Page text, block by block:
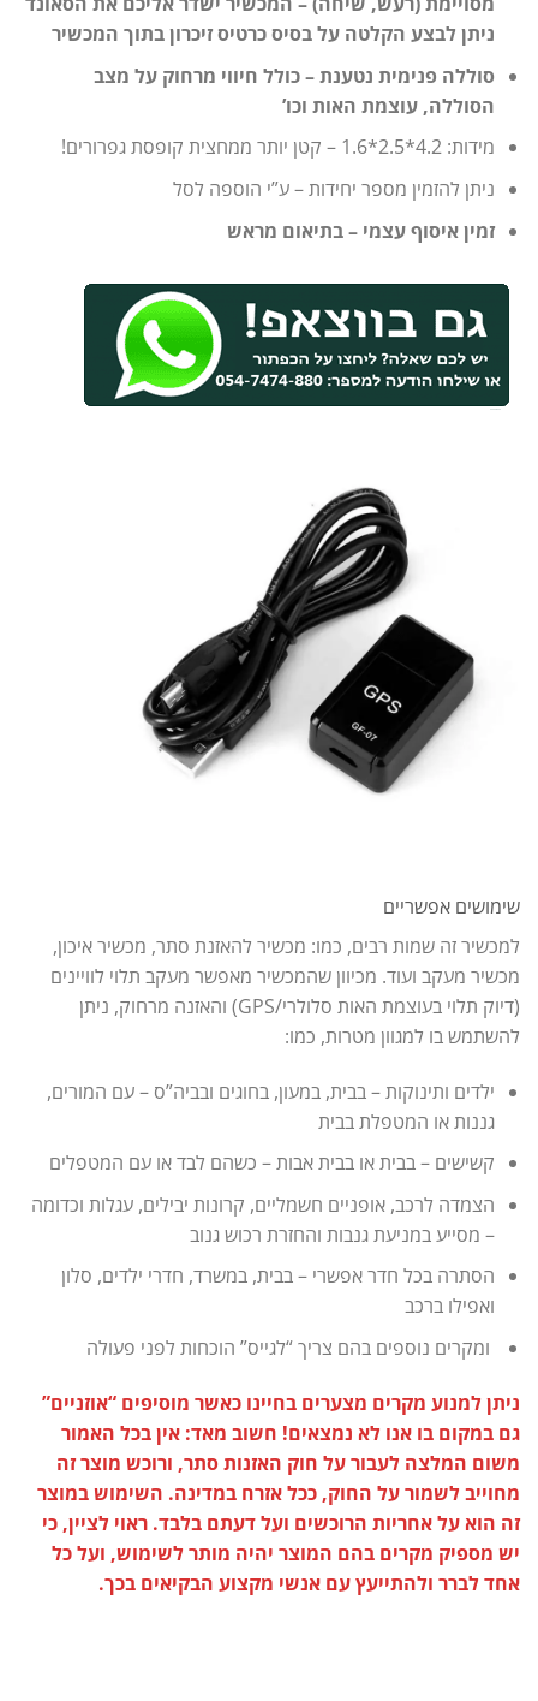
ניתן לבצע הקלטה על בסיס כרטיס זיכרון בתוך המכשיר
סוללה פנימית נטענת – כולל חיווי מרחוק על מצב
הסוללה, עוצמת האות וכו’
מידות: 4.2*2.5*1.6 – קטן יותר ממחצית קופסת גפרורים!
ניתן להזמין מספר יחידות – ע”י הוספה לסל
זמין איסוף עצמי – בתיאום מראש
שימושים אפשריים
למכשיר זה שמות רבים, כמו: מכשיר להאזנת סתר, מכשיר איכון,
מכשיר מעקב ועוד. מכיוון שהמכשיר מאפשר מעקב תלוי לוויינים
(דיוק תלוי בעוצמת האות סלולרי/GPS) והאזנה מרחוק, ניתן
להשתמש בו למגוון מטרות, כמו:
ילדים ותינוקות – בבית, במעון, בחוגים ובביה”ס – עם המורים,
גננות או המטפלת בבית
קשישים – בבית או בבית אבות – כשהם לבד או עם המטפלים
הצמדה לרכב, אופניים חשמליים, קרונות יבילים, עגלות וכדומה
– מסייע במניעת גנבות והחזרת רכוש גנוב
הסתרה בכל חדר אפשרי – בבית, במשרד, חדרי ילדים, סלון
ואפילו ברכב
ומקרים נוספים בהם צריך “לגייס” הוכחות לפני פעולה
ניתן למנוע מקרים מצערים בחיינו כאשר מוסיפים “אוזניים”
גם במקום בו אנו לא נמצאים! חשוב מאד: אין בכל האמור
משום המלצה לעבור על חוק האזנות סתר, ורוכש מוצר זה
מחוייב לשמור על החוק, ככל אזרח במדינה. השימוש במוצר
זה הוא על אחריות הרוכשים ועל דעתם בלבד. ראוי לציין, כי
יש מספיק מקרים בהם המוצר יהיה מותר לשימוש, ועל כל
אחד לברר ולהתייעץ עם אנשי מקצוע הבקיאים בכך.